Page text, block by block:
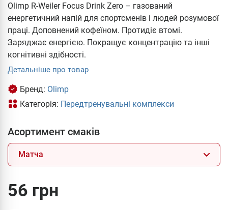
Olimp R-Weiler Focus Drink Zero – газований
енергетичний напій для спортсменів і людей розумової
праці. Доповнений кофеїном. Протидіє втомі.
Заряджає енергією. Покращує концентрацію та інші
когнітивні здібності.
Детальніше про товар
Бренд: Olimp
Категорія: Передтренувальні комплекси
Асортимент смаків
Матча
56 грн